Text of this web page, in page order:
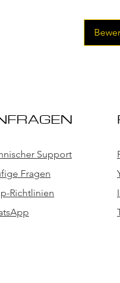
Support
Fragen
Richtlinien